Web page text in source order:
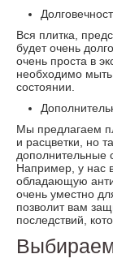
Вся плитка,
будет очень
очень проста в
необходимо
состоянии.
Мы предлагаем
и расцветки, но
дополнительные
Например, у нас
обладающую
очень уместно
позволит вам
последствий,